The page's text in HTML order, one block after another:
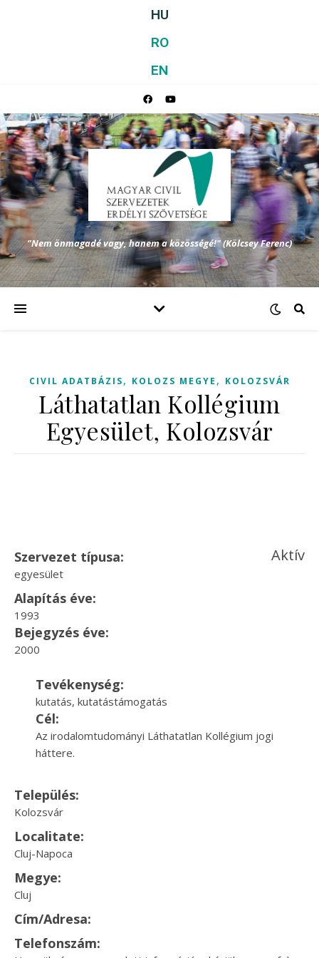
HU
RO
EN
"Nem önmagadé vagy, hanem a közösségé!" (Kölcsey Ferenc)
CIVIL ADATBÁZIS, KOLOZS MEGYE , KOLOZSVÁR
Láthatatlan Kollégium
Egyesület, Kolozsvár
Szervezet típusa:
egyesület
Aktív
Alapítás éve:
1993
Bejegyzés éve:
2000
Tevékenység:
kutatás, kutatástámogatás
Cél:
Az irodalomtudományi Láthatatlan Kollégium jogi
háttere.
Település:
Kolozsvár
Localitate:
Cluj-Napoca
Megye:
Cluj
Cím/Adresa:
Telefonszám: